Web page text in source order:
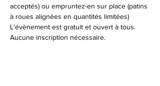
acceptés) ou empruntez-en sur place (patins
à roues alignées en quantités limitées)
L'évènement est gratuit et ouvert à tous.
Aucune inscription nécessaire.